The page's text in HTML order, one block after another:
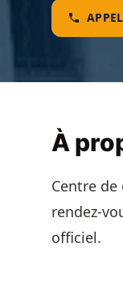
À
Centre
rendez-
officiel.